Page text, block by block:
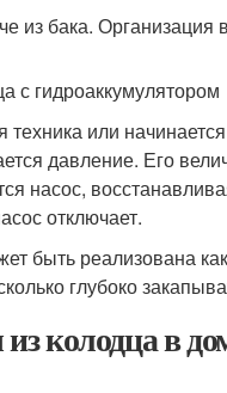
с гидроаккумулятором
или
давление. Его
насос,
отключает.
быть реализована
глубоко
колодца в